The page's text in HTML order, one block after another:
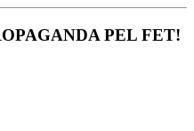
PEL FET!